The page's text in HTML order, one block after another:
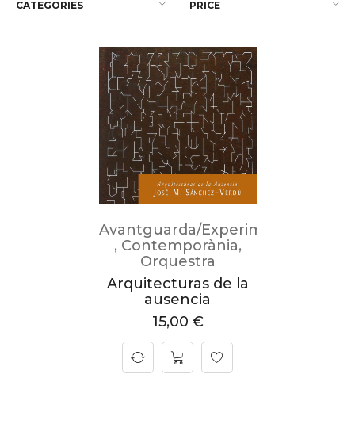
CATEGORIES PRICE
Avantguarda/Experimental
, Contemporània,
Orquestra
Arquitecturas de la
ausencia
15,00 €